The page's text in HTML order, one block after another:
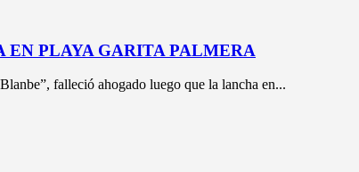
EN PLAYA GARITA PALMERA
falleció ahogado luego que la lancha en...